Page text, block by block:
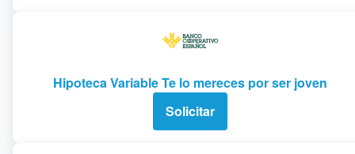
Hipoteca Variable Te lo mereces por ser joven
Solicitar